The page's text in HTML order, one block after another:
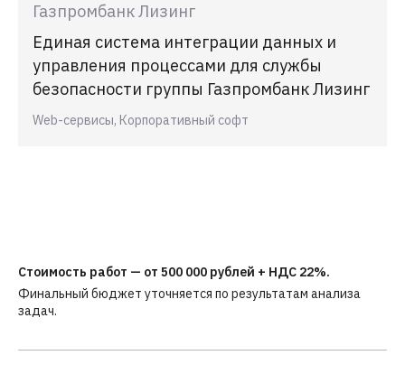
Газпромбанк Лизинг
Единая система интеграции данных и
управления процессами для службы
безопасности группы Газпромбанк Лизинг
Web-сервисы, Корпоративный софт
Стоимость работ — от 500 000 рублей + НДС 22%.
Финальный бюджет уточняется по результатам анализа
задач.